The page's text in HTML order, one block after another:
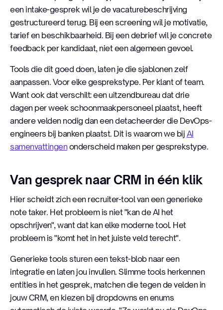
een intake-gesprek wil je de vacaturebeschrijving
gestructureerd terug. Bij een screening wil je motivatie,
tarief en beschikbaarheid. Bij een debrief wil je concrete
feedback per kandidaat, niet een algemeen gevoel.
Tools die dit goed doen, laten je die sjablonen zelf
aanpassen. Voor elke gesprekstype. Per klant of team.
Want ook dat verschilt: een uitzendbureau dat drie
dagen per week schoonmaakpersoneel plaatst, heeft
andere velden nodig dan een detacheerder die DevOps-
engineers bij banken plaatst. Dit is waarom we bij AI
samenvattingenonderscheid maken per gesprekstype.
Van gesprek naar CRM in één klik
Hier scheidt zich een recruiter-tool van een generieke
note taker. Het probleem is niet "kan de AI het
opschrijven", want dat kan elke moderne tool. Het
probleem is "komt het in het juiste veld terecht".
Generieke tools sturen een tekst-blob naar een
integratie en laten jou invullen. Slimme tools herkennen
entities in het gesprek, matchen die tegen de velden in
jouw CRM, en kiezen bij dropdowns en enums